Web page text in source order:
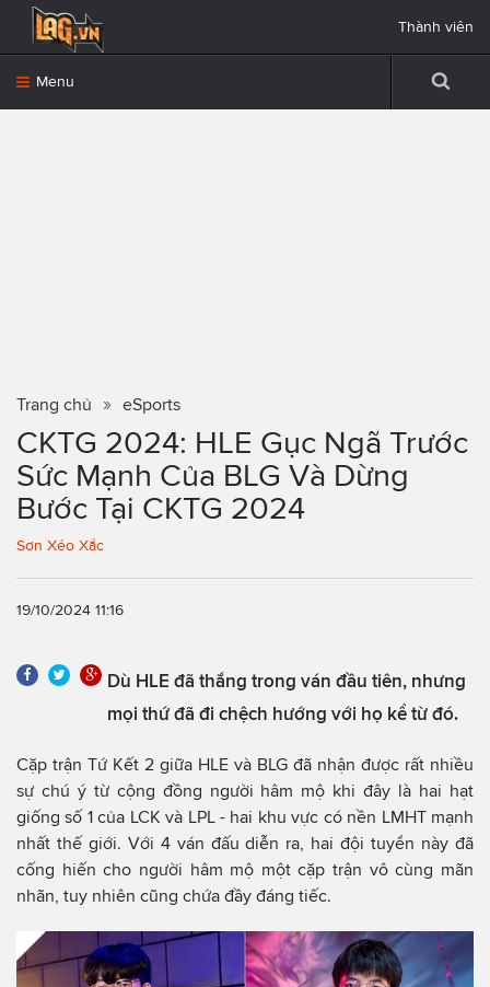
Menu
Thành viên
Trang chủ eSports
CKTG 2024: HLE Gục Ngã Trước
Sức Mạnh Của BLG Và Dừng
Bước Tại CKTG 2024
Sơn Xéo Xắc
19/10/2024 11:16
Dù HLE đã thắng trong ván đầu tiên, nhưng
mọi thứ đã đi chệch hướng với họ kể từ đó.
Cặp trận Tứ Kết 2 giữa HLE và BLG đã nhận được rất nhiều
sự chú ý từ cộng đồng người hâm mộ khi đây là hai hạt
giống số 1 của LCK và LPL - hai khu vực có nền LMHT mạnh
nhất thế giới. Với 4 ván đấu diễn ra, hai đội tuyển này đã
cống hiến cho người hâm mộ một cặp trận vô cùng mãn
nhãn, tuy nhiên cũng chứa đầy đáng tiếc.